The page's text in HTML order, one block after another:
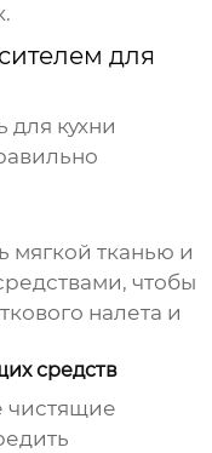
для
для кухни
мягкой тканью и
чтобы
налета и
средств
чистящие